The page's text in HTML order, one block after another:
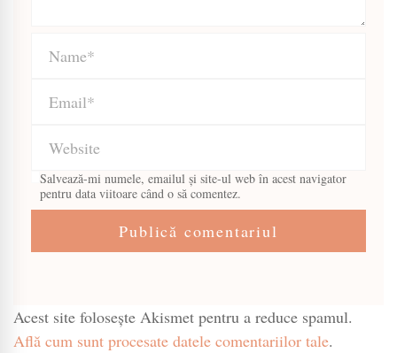
Salvează-mi numele, emailul și site-ul web în acest navigator
pentru data viitoare când o să comentez.
Acest site folosește Akismet pentru a reduce spamul.
Află cum sunt procesate datele comentariilor tale.